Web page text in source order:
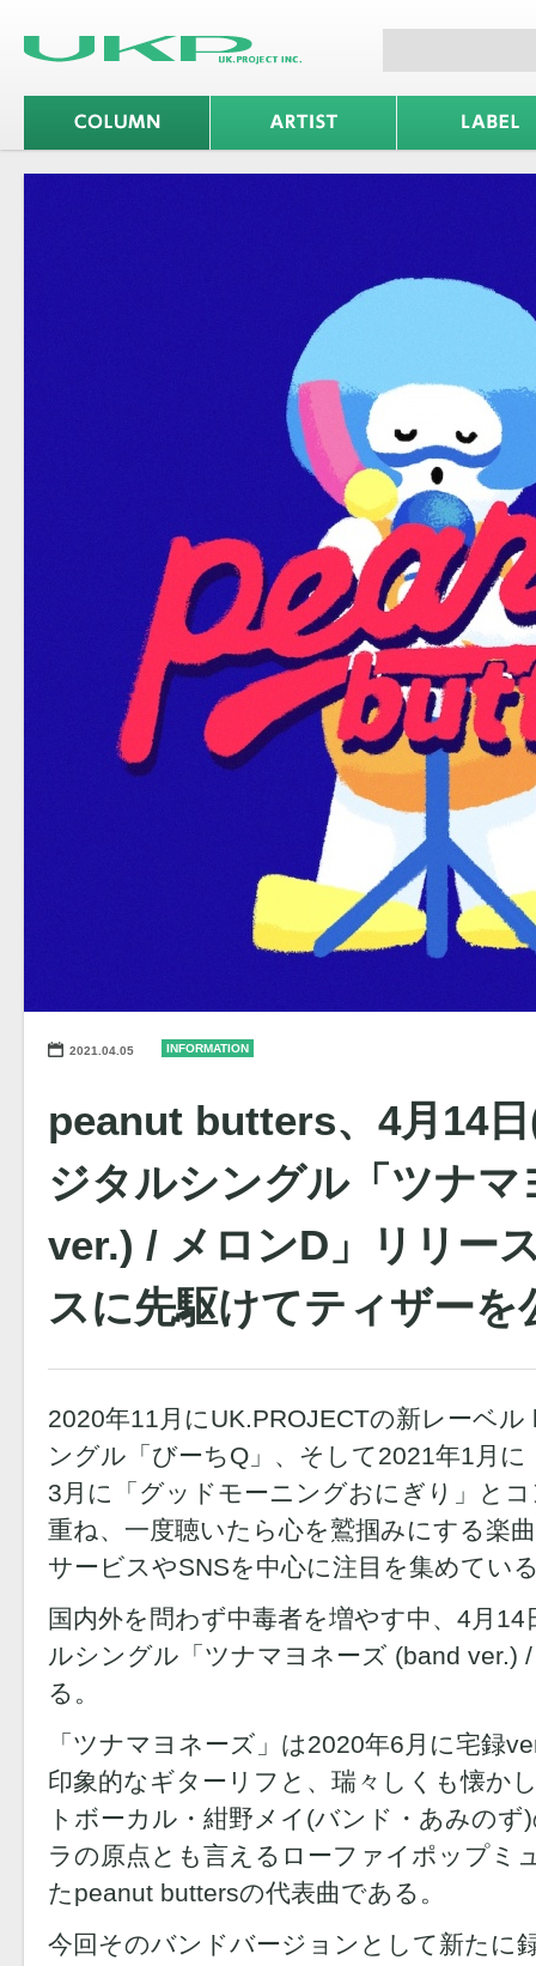
2021.04.05 INFORMATION
peanut butters、4月14
ジタルシングル「ツナ
ver.) / メロンD」リリー
スに先駆けてティザーを
2020年11⽉にUK.PROJECTの新レーベ
ングル「びーちQ」、そして2021年1⽉
3⽉に「グッドモーニングおにぎり」と
重ね、⼀度聴いたら⼼を鷲掴みにする楽
サービスやSNSを中⼼に注⽬を集めてい
国内外を問わず中毒者を増やす中、4⽉
ルシングル「ツナマヨネーズ (band ver.)
る。
「ツナマヨネーズ」は2020年6月に宅録
印象的なギターリフと、瑞々しくも懐か
トボーカル・紺野メイ(バンド・あみの
ラの原点とも⾔えるローファイポップミ
たpeanut buttersの代表曲である。
今回そのバンドバージョンとして新たに